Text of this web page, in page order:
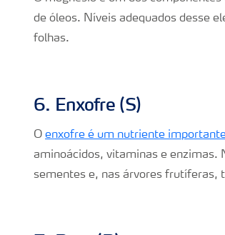
de óleos. Níveis adequados desse
folhas.
6. Enxofre (S)
O enxofre é um nutriente
aminoácidos, vitaminas e enzimas.
sementes e, nas árvores frutíferas,